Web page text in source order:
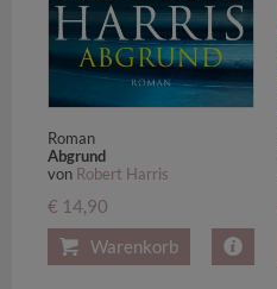
Roman
Abgrund
von Robert Harris
€ 14,90
Warenkorb